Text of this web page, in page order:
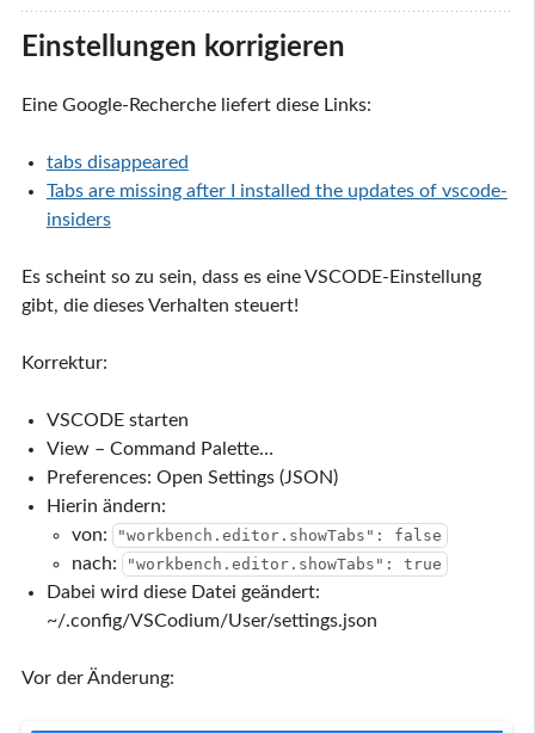
Einstellungen korrigieren
Eine Google-Recherche liefert diese Links:
tabs disappeared
Tabs are missing after I installed the updates of vscode-
insiders
Es scheint so zu sein, dass es eine VSCODE-Einstellung
gibt, die dieses Verhalten steuert!
Korrektur:
VSCODE starten
View – Command Palette…
Preferences: Open Settings (JSON)
Hierin ändern:
von:
"workbench.editor.showTabs": false
nach: "workbench.editor.showTabs": true
Dabei wird diese Datei geändert:
~/.config/VSCodium/User/settings.json
Vor der Änderung: